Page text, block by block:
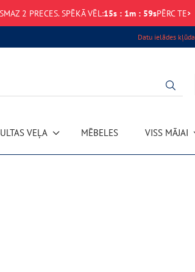
2 PRECES. SPĒKĀ VĒL:15s : 1m : 59sPĒRC TE
Datu ielādes kļūda
VEĻA MĒBELES VISS MĀJAI